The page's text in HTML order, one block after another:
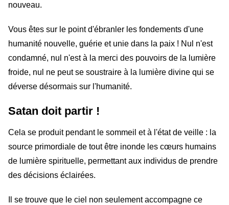
nouveau.
Vous êtes sur le point d'ébranler les fondements d'une
humanité nouvelle, guérie et unie dans la paix ! Nul n'est
condamné, nul n'est à la merci des pouvoirs de la lumière
froide, nul ne peut se soustraire à la lumière divine qui se
déverse désormais sur l'humanité.
Satan doit partir !
Cela se produit pendant le sommeil et à l'état de veille : la
source primordiale de tout être inonde les cœurs humains
de lumière spirituelle, permettant aux individus de prendre
des décisions éclairées.
Il se trouve que le ciel non seulement accompagne ce